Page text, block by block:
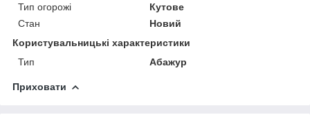
Тип огорожі
Кутове
Стан
Новий
Користувальницькі характеристики
Тип
Абажур
Приховати